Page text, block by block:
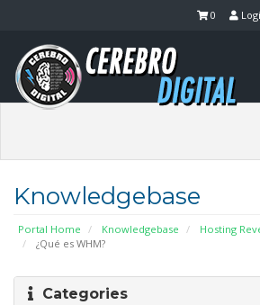
0
Knowledgebase
Portal Home Knowledgebase
Hosting
¿Qué es WHM?
Categories